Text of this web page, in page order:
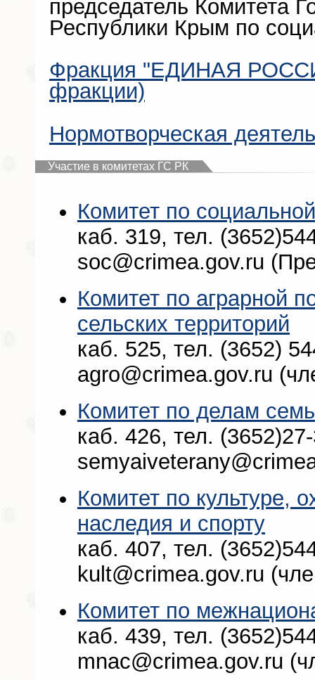
председатель Комитета
Республики Крым по
Фракция "ЕДИНАЯ
фракции)
Нормотворческая
Участие в комитетах ГС РК
Комитет по
каб. 319, тел.
soc@crimea.gov.ru
Комитет по аграрной
сельских территорий
каб. 525, тел. (3652)
agro@crimea.gov.ru
Комитет по делам
каб. 426, тел.
Комитет по культуре,
наследия и спорту
каб. 407, тел.
kult@crimea.gov.ru
Комитет по
каб. 439, тел.
mnac@crimea.gov.ru